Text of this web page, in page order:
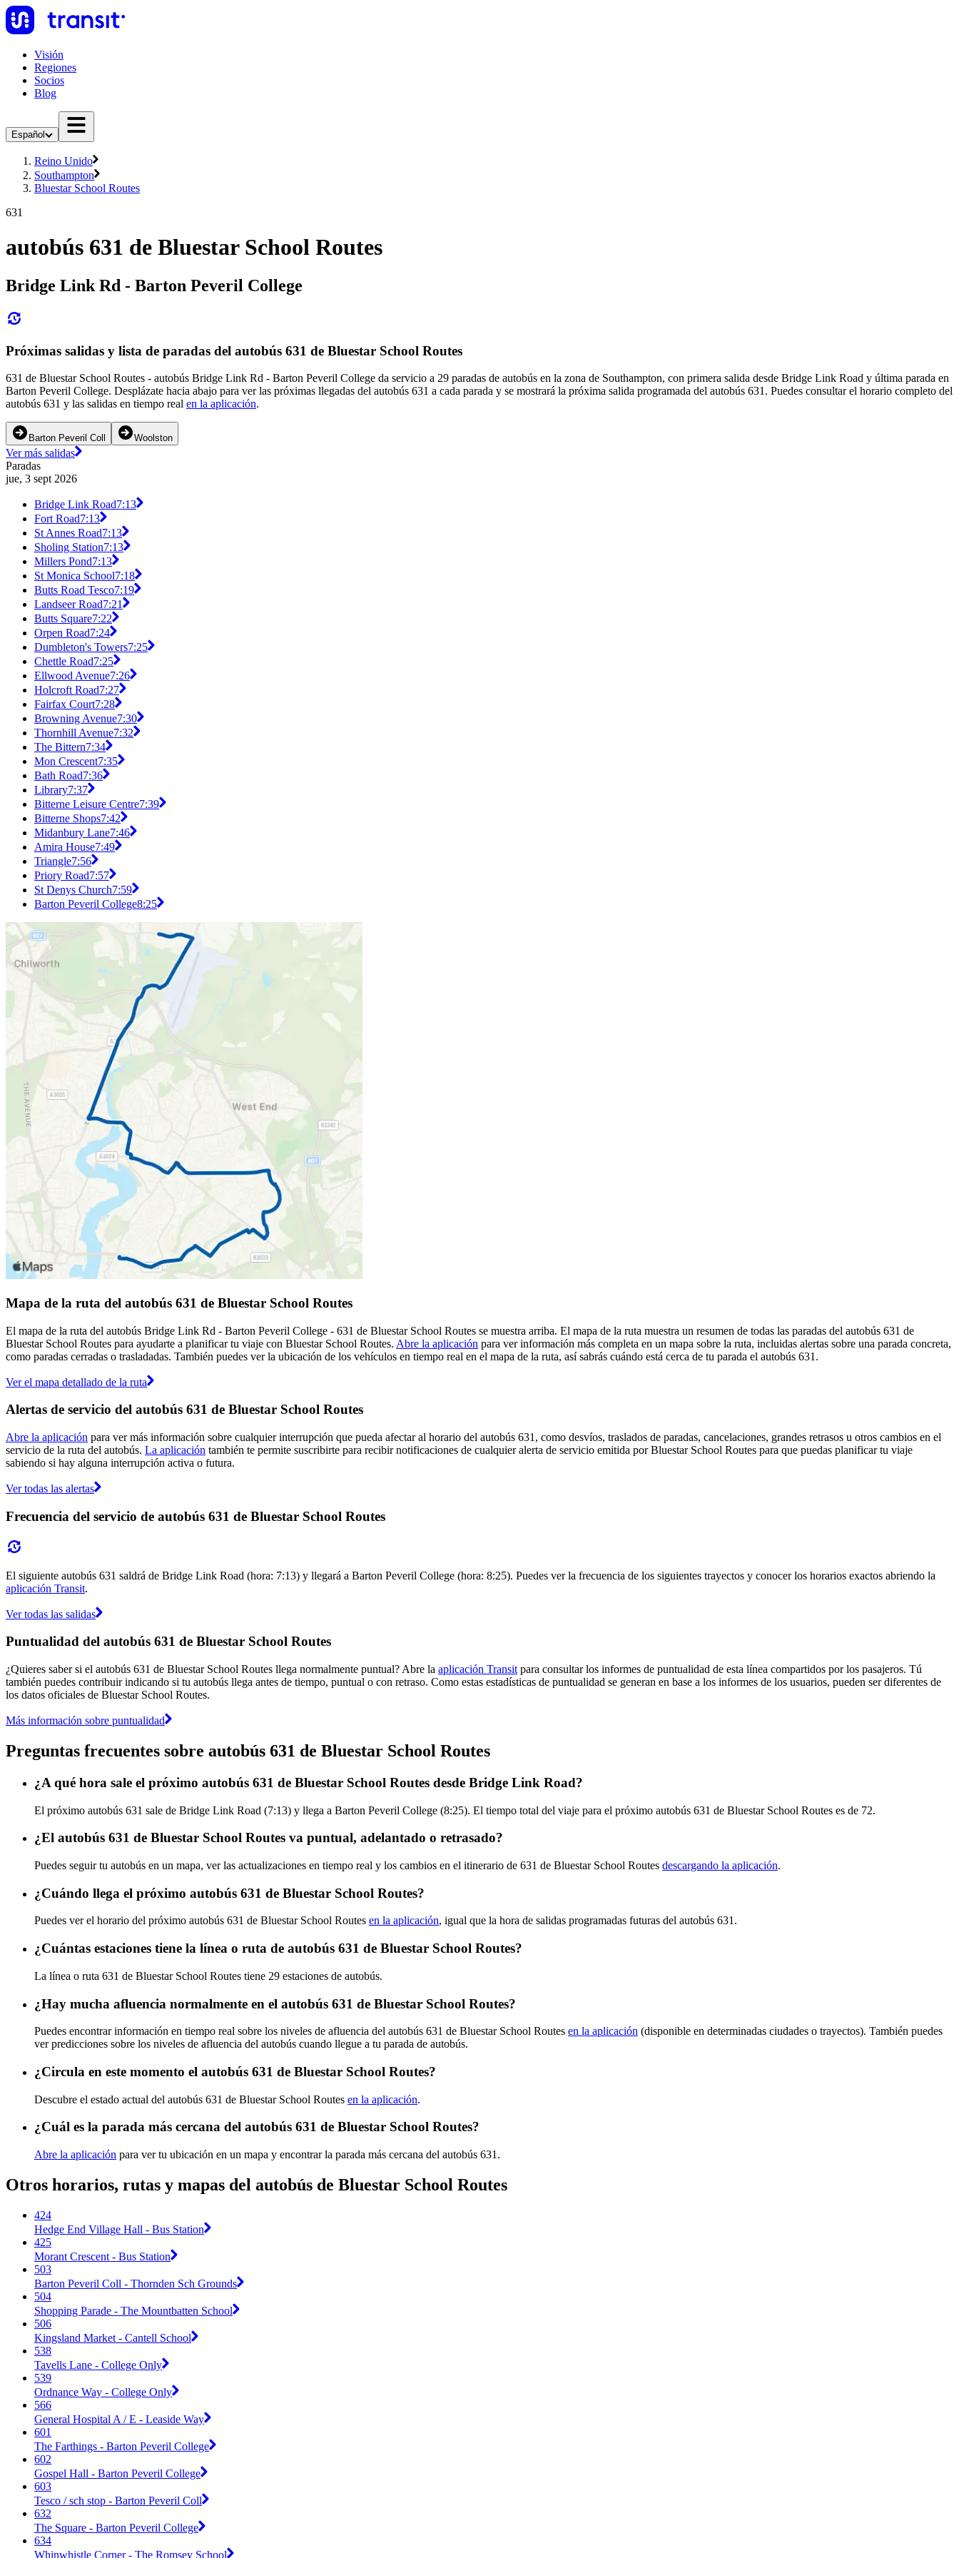
Visión
Regiones
Socios
Blog
Español
Reino Unido
Southampton
Bluestar School Routes
631
autobús 631 de Bluestar School Routes
Bridge Link Rd - Barton Peveril College
Próximas salidas y lista de paradas del autobús 631 de Bluestar School Routes
631 de Bluestar School Routes - autobús Bridge Link Rd - Barton Peveril College da servicio a 29 paradas de autobús en la zona de Southampton, con primera salida desde Bridge Link Road y última parada en
Barton Peveril College. Desplázate hacia abajo para ver las próximas llegadas del autobús 631 a cada parada y se mostrará la próxima salida programada del autobús 631. Puedes consultar el horario completo del
autobús 631 y las salidas en tiempo real en la aplicación.
Barton Peveril Coll Woolston
Ver más salidas
Paradas
jue, 3 sept 2026
Bridge Link Road7:13
Fort Road7:13
St Annes Road7:13
Sholing Station7:13
Millers Pond7:13
St Monica School7:18
Butts Road Tesco7:19
Landseer Road7:21
Butts Square7:22
Orpen Road7:24
Dumbleton's Towers7:25
Chettle Road7:25
Ellwood Avenue7:26
Holcroft Road7:27
Fairfax Court7:28
Browning Avenue7:30
Thornhill Avenue7:32
The Bittern7:34
Mon Crescent7:35
Bath Road7:36
Library7:37
Bitterne Leisure Centre7:39
Bitterne Shops7:42
Midanbury Lane7:46
Amira House7:49
Triangle7:56
Priory Road7:57
St Denys Church7:59
Barton Peveril College8:25
Mapa de la ruta del autobús 631 de Bluestar School Routes
El mapa de la ruta del autobús Bridge Link Rd - Barton Peveril College - 631 de Bluestar School Routes se muestra arriba. El mapa de la ruta muestra un resumen de todas las paradas del autobús 631 de
Bluestar School Routes para ayudarte a planificar tu viaje con Bluestar School Routes. Abre la aplicación para ver información más completa en un mapa sobre la ruta, incluidas alertas sobre una parada concreta,
como paradas cerradas o trasladadas. También puedes ver la ubicación de los vehículos en tiempo real en el mapa de la ruta, así sabrás cuándo está cerca de tu parada el autobús 631.
Ver el mapa detallado de la ruta
Alertas de servicio del autobús 631 de Bluestar School Routes
Abre la aplicación para ver más información sobre cualquier interrupción que pueda afectar al horario del autobús 631, como desvíos, traslados de paradas, cancelaciones, grandes retrasos u otros cambios en el
servicio de la ruta del autobús. La aplicación también te permite suscribirte para recibir notificaciones de cualquier alerta de servicio emitida por Bluestar School Routes para que puedas planificar tu viaje
sabiendo si hay alguna interrupción activa o futura.
Ver todas las alertas
Frecuencia del servicio de autobús 631 de Bluestar School Routes
El siguiente autobús 631 saldrá de Bridge Link Road (hora: 7:13) y llegará a Barton Peveril College (hora: 8:25). Puedes ver la frecuencia de los siguientes trayectos y conocer los horarios exactos abriendo la
aplicación Transit.
Ver todas las salidas
Puntualidad del autobús 631 de Bluestar School Routes
¿Quieres saber si el autobús 631 de Bluestar School Routes llega normalmente puntual? Abre la aplicación Transit para consultar los informes de puntualidad de esta línea compartidos por los pasajeros. Tú
también puedes contribuir indicando si tu autobús llega antes de tiempo, puntual o con retraso. Como estas estadísticas de puntualidad se generan en base a los informes de los usuarios, pueden ser diferentes de
los datos oficiales de Bluestar School Routes.
Más información sobre puntualidad
Preguntas frecuentes sobre autobús 631 de Bluestar School Routes
¿A qué hora sale el próximo autobús 631 de Bluestar School Routes desde Bridge Link Road?
El próximo autobús 631 sale de Bridge Link Road (7:13) y llega a Barton Peveril College (8:25). El tiempo total del viaje para el próximo autobús 631 de Bluestar School Routes es de 72.
¿El autobús 631 de Bluestar School Routes va puntual, adelantado o retrasado?
Puedes seguir tu autobús en un mapa, ver las actualizaciones en tiempo real y los cambios en el itinerario de 631 de Bluestar School Routes descargando la aplicación.
¿Cuándo llega el próximo autobús 631 de Bluestar School Routes?
Puedes ver el horario del próximo autobús 631 de Bluestar School Routes en la aplicación, igual que la hora de salidas programadas futuras del autobús 631.
¿Cuántas estaciones tiene la línea o ruta de autobús 631 de Bluestar School Routes?
La línea o ruta 631 de Bluestar School Routes tiene 29 estaciones de autobús.
¿Hay mucha afluencia normalmente en el autobús 631 de Bluestar School Routes?
Puedes encontrar información en tiempo real sobre los niveles de afluencia del autobús 631 de Bluestar School Routes en la aplicación (disponible en determinadas ciudades o trayectos). También puedes
ver predicciones sobre los niveles de afluencia del autobús cuando llegue a tu parada de autobús.
¿Circula en este momento el autobús 631 de Bluestar School Routes?
Descubre el estado actual del autobús 631 de Bluestar School Routes en la aplicación.
¿Cuál es la parada más cercana del autobús 631 de Bluestar School Routes?
Abre la aplicación para ver tu ubicación en un mapa y encontrar la parada más cercana del autobús 631.
Otros horarios, rutas y mapas del autobús de Bluestar School Routes
424
Hedge End Village Hall - Bus Station
425
Morant Crescent - Bus Station
503
Barton Peveril Coll - Thornden Sch Grounds
504
Shopping Parade - The Mountbatten School
506
Kingsland Market - Cantell School
538
Tavells Lane - College Only
539
Ordnance Way - College Only
566
General Hospital A / E - Leaside Way
601
The Farthings - Barton Peveril College
602
Gospel Hall - Barton Peveril College
603
Tesco / sch stop - Barton Peveril Coll
632
The Square - Barton Peveril College
634
Whinwhistle Corner - The Romsey School